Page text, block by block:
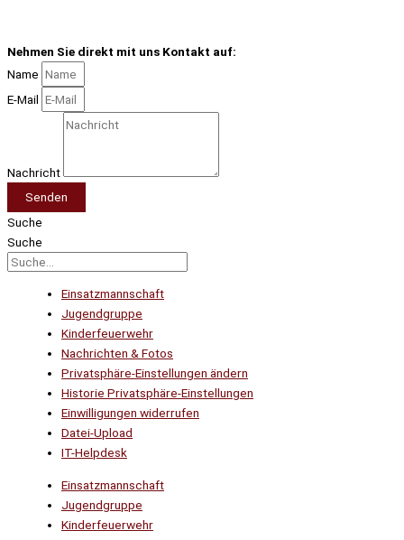
Nehmen Sie direkt mit uns Kontakt auf:
Name
E-Mail
Nachricht
Senden
Suche
Suche
Einsatzmannschaft
Jugendgruppe
Kinderfeuerwehr
Nachrichten & Fotos
Privatsphäre-Einstellungen ändern
Historie Privatsphäre-Einstellungen
Einwilligungen widerrufen
Datei-Upload
IT-Helpdesk
Einsatzmannschaft
Jugendgruppe
Kinderfeuerwehr